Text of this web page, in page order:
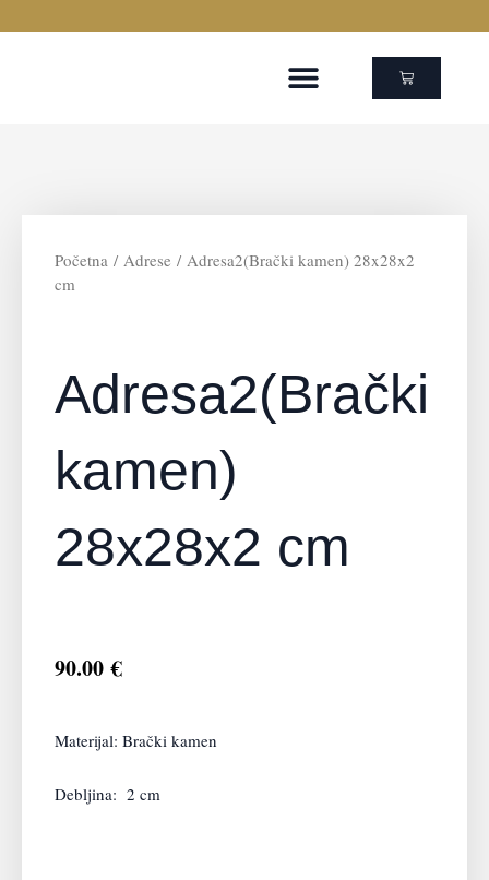
to
Cart
Početna / Adrese / Adresa2(Brački kamen) 28x28x2
cm
Adresa2(Brački
kamen)
28x28x2 cm
90.00€
Materijal: Brački kamen
Debljina: 2 cm